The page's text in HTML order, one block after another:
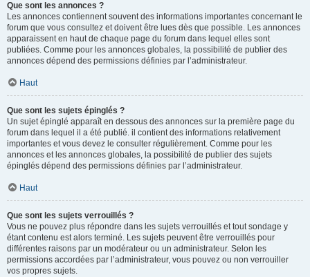
Que sont les annonces ?
Les annonces contiennent souvent des informations importantes concernant le
forum que vous consultez et doivent être lues dès que possible. Les annonces
apparaissent en haut de chaque page du forum dans lequel elles sont
publiées. Comme pour les annonces globales, la possibilité de publier des
annonces dépend des permissions définies par l’administrateur.
Haut
Que sont les sujets épinglés ?
Un sujet épinglé apparaît en dessous des annonces sur la première page du
forum dans lequel il a été publié. il contient des informations relativement
importantes et vous devez le consulter régulièrement. Comme pour les
annonces et les annonces globales, la possibilité de publier des sujets
épinglés dépend des permissions définies par l’administrateur.
Haut
Que sont les sujets verrouillés ?
Vous ne pouvez plus répondre dans les sujets verrouillés et tout sondage y
étant contenu est alors terminé. Les sujets peuvent être verrouillés pour
différentes raisons par un modérateur ou un administrateur. Selon les
permissions accordées par l’administrateur, vous pouvez ou non verrouiller
vos propres sujets.